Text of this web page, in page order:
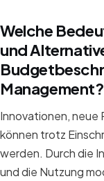
Welche
und
Management?
Innovationen, neue
können trotz
werden. Durch die
und die Nutzung